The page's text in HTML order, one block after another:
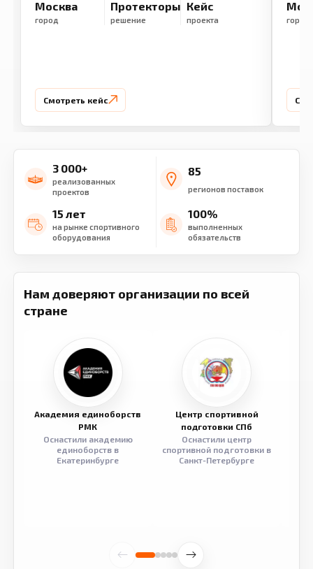
Москва
город
Протекторы
решение
Кейс
проекта
Смотреть кейс
город
3 000+
реализованных
проектов
85
регионов поставок
15 лет
на рынке спортивного
оборудования
100%
выполненных
обязательств
Нам доверяют организации по всей
стране
Академия единоборств
РМК
Оснастили академию
единоборств в
Екатеринбурге
Центр спортивной
подготовки СПб
Оснастили центр
спортивной подготовки в
Санкт-Петербурге